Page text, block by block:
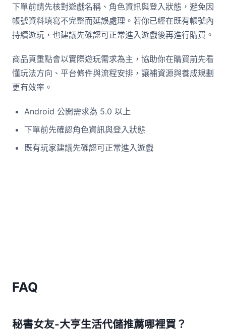
下單前請先核對遊戲名稱、角色資訊與登入狀態，避免因
帳號資料填寫不完整而延誤處理。若你已經在既有帳號內
持續遊玩，也建議先確認可正常進入遊戲後再進行購買。
商品頁重點會以實際遊玩需求為主，協助你在購買前先看
懂玩法方向、平台條件與流程安排，讓補資源與養成規劃
更有效率。
Android 公開需求為 5.0 以上
下單前先確認角色資訊與登入狀態
既有玩家建議先確認可正常進入遊戲
FAQ
秘書女友-大亨生活代儲推薦哪裡買？